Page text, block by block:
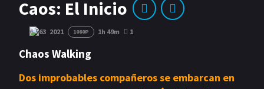
Acción
Comedia
Erotica
Caos: El Inicio
6.563 2021 1080P 1h 49m 1
Chaos Walking
Dos improbables compañeros se embarcan en